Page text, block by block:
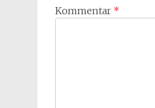
Kommentar *